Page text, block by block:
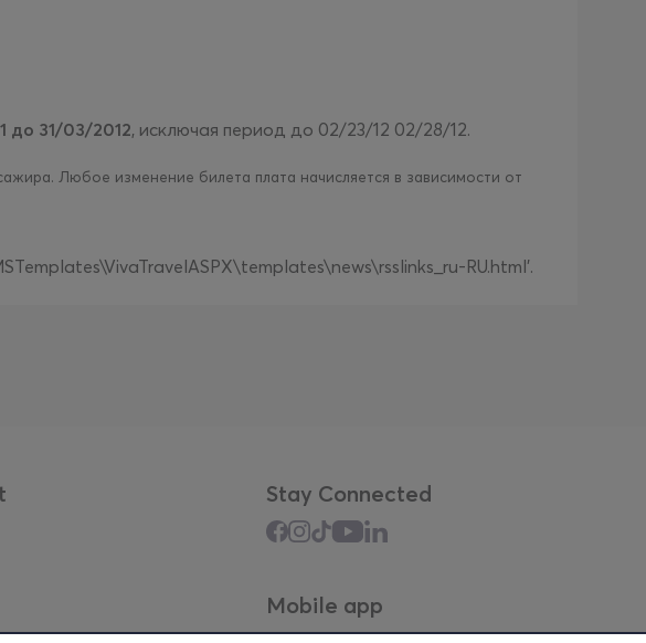
до 31/03/2012, исключая период до 02/23/12 02/28/12.
Любое изменение билета плата начисляется в зависимости от
RU.html'.
Stay Connected
Mobile app